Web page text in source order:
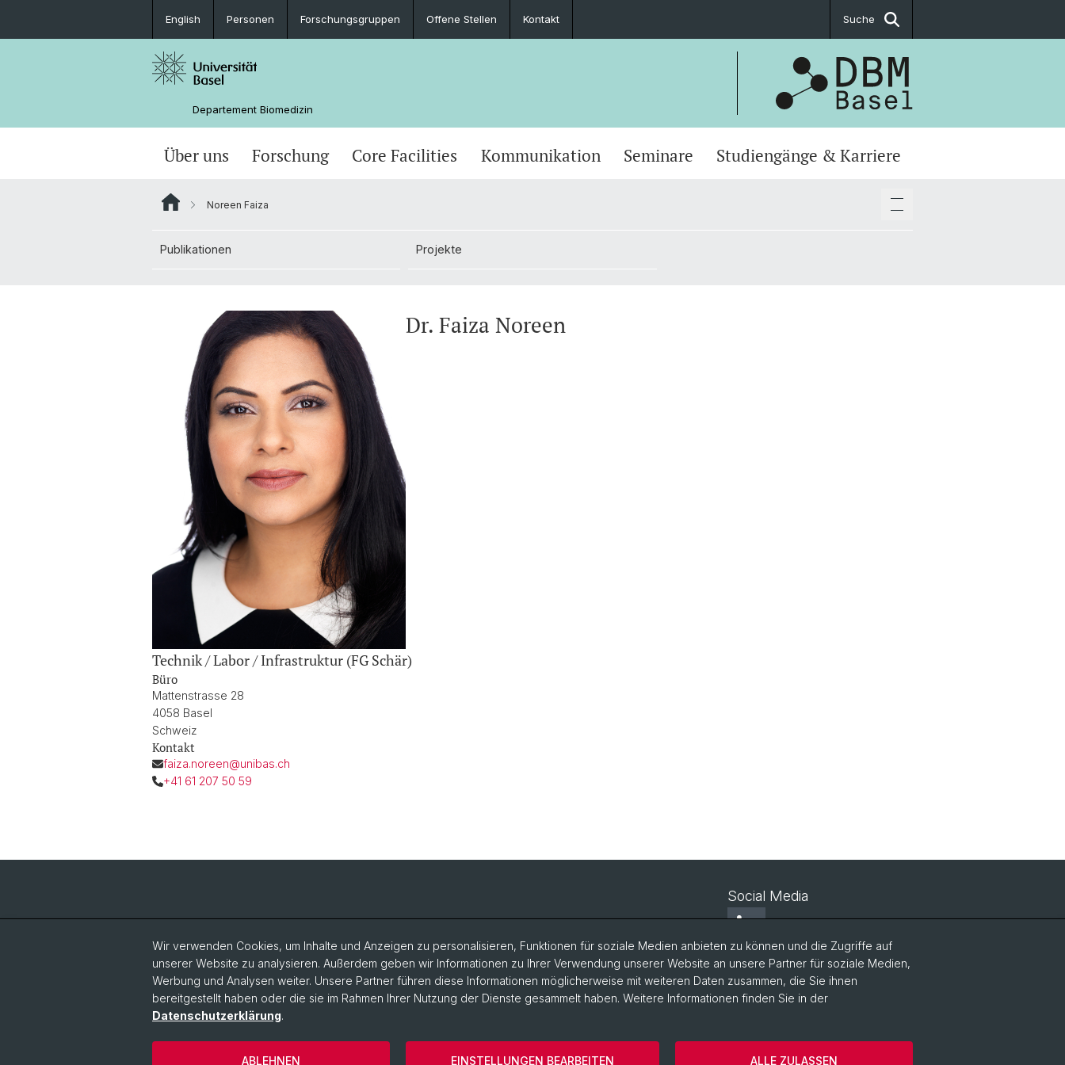
English Personen Forschungsgruppen Offene Stellen Kontakt Suche
Departement Biomedizin
Über uns Forschung Core Facilities Kommunikation Seminare Studiengänge & Karriere
Noreen Faiza
Publikationen Projekte
Dr. Faiza Noreen
Technik / Labor / Infrastruktur (FG Schär)
Büro
Mattenstrasse 28
4058 Basel
Schweiz
Kontakt
faiza.noreen@unibas.ch
+41 61 207 50 59
Social Media
Bluesky
Wir verwenden Cookies, um Inhalte und Anzeigen zu personalisieren, Funktionen für soziale Medien anbieten zu können und die Zugriffe auf
unserer Website zu analysieren. Außerdem geben wir Informationen zu Ihrer Verwendung unserer Website an unsere Partner für soziale Medien,
Werbung und Analysen weiter. Unsere Partner führen diese Informationen möglicherweise mit weiteren Daten zusammen, die Sie ihnen
bereitgestellt haben oder die sie im Rahmen Ihrer Nutzung der Dienste gesammelt haben. Weitere Informationen finden Sie in der
Datenschutzerklärung.
EINSTELLUNGEN BEARBEITEN
ABLEHNEN ALLE ZULASSEN